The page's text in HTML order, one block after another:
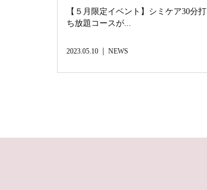
【５月限定イベント】シミケア30分打
ち放題コースが...
2023.05.10 NEWS